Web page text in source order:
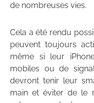
de nombreuses vies.
Cela a été rendu
peuvent toujours
même si leur
mobiles ou de
devront tenir leur
main et éviter de le